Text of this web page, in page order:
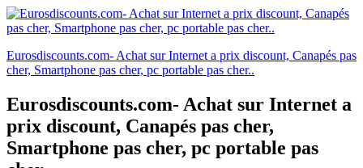
Eurosdiscounts.com- Achat sur Internet a prix discount, Canapés pas
cher, Smartphone pas cher, pc portable pas cher..
Eurosdiscounts.com- Achat sur Internet a
prix discount, Canapés pas cher,
Smartphone pas cher, pc portable pas